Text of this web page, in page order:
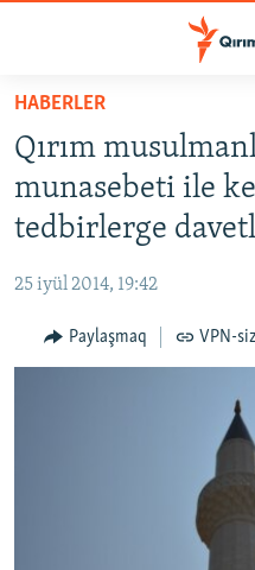
Esas
qaytmaq
Baş
navigatsiyağa
qaytmaq
Qıdıruvğa
qaytmaq
SİYASET
İQTİSADİYAT
MEDENİYET
İNSAN AQLARI
HABERLER
Qırım
munasebeti ile
tedbirlerge
25 iyül 2014, 19:42
Paylaşmaq VPN-